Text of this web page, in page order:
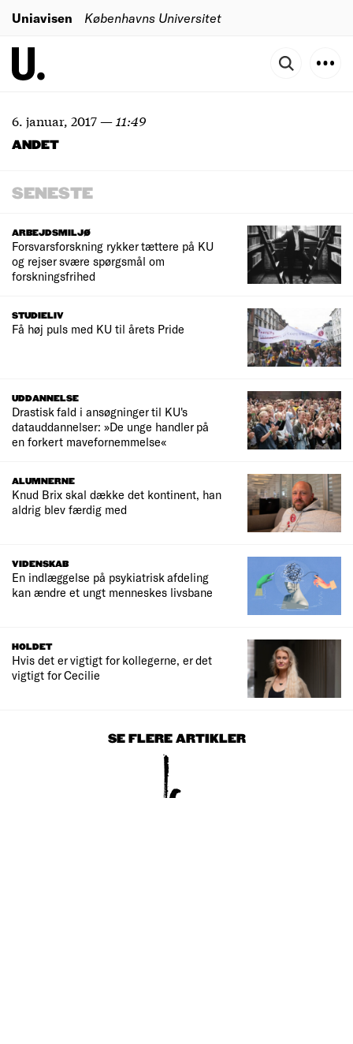
Uniavisen Københavns Universitet
6. januar, 2017— 11:49
ANDET
SENESTE
ARBEJDSMILJØ
Forsvarsforskning rykker tættere på KU
og rejser svære spørgsmål om
forskningsfrihed
STUDIELIV
Få høj puls med KU til årets Pride
UDDANNELSE
Drastisk fald i ansøgninger til KU's
datauddannelser: »De unge handler på
en forkert mavefornemmelse«
ALUMNERNE
Knud Brix skal dække det kontinent, han
aldrig blev færdig med
VIDENSKAB
En indlæggelse på psykiatrisk afdeling
kan ændre et ungt menneskes livsbane
HOLDET
Hvis det er vigtigt for kollegerne, er det
vigtigt for Cecilie
SE FLERE ARTIKLER